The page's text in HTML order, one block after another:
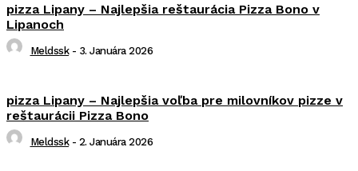
pizza Lipany – Najlepšia reštaurácia Pizza Bono v
Lipanoch
Meldssk - 3. Januára 2026
pizza Lipany – Najlepšia voľba pre milovníkov pizze v
reštaurácii Pizza Bono
Meldssk - 2. Januára 2026